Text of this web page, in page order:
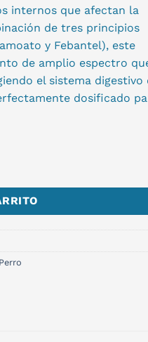
internos que afectan la
de tres principios
y Febantel), este
de amplio espectro
el sistema digestivo
dosificado
Perro